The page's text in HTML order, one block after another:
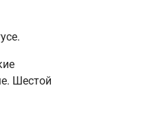
Шестой